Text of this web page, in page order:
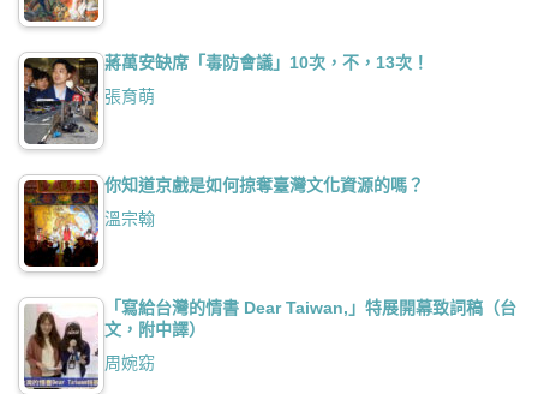
蔣萬安缺席「毒防會議」10次，不，13次！
張育萌
你知道京戲是如何掠奪臺灣文化資源的嗎？
溫宗翰
「寫給台灣的情書 Dear Taiwan,」特展開幕致詞稿（台
文，附中譯）
周婉窈